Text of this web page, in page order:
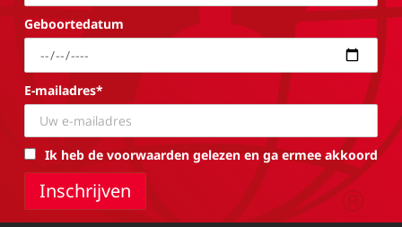
Geboortedatum
E-mailadres*
Ik heb de voorwaarden gelezen en ga ermee akkoord